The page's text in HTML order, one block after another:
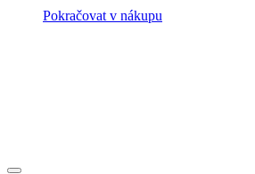
Pokračovat v nákupu